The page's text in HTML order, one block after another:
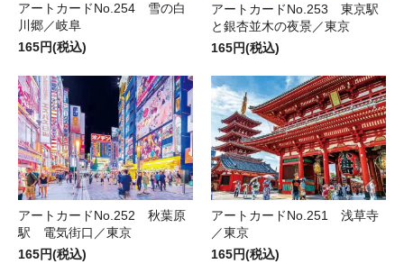
アートカードNo.254 雪の白
川郷／岐阜
165円(税込)
アートカードNo.253 東京駅
と銀杏並木の夜景／東京
165円(税込)
アートカードNo.252 秋葉原
駅 電気街口／東京
165円(税込)
アートカードNo.251 浅草寺
／東京
165円(税込)